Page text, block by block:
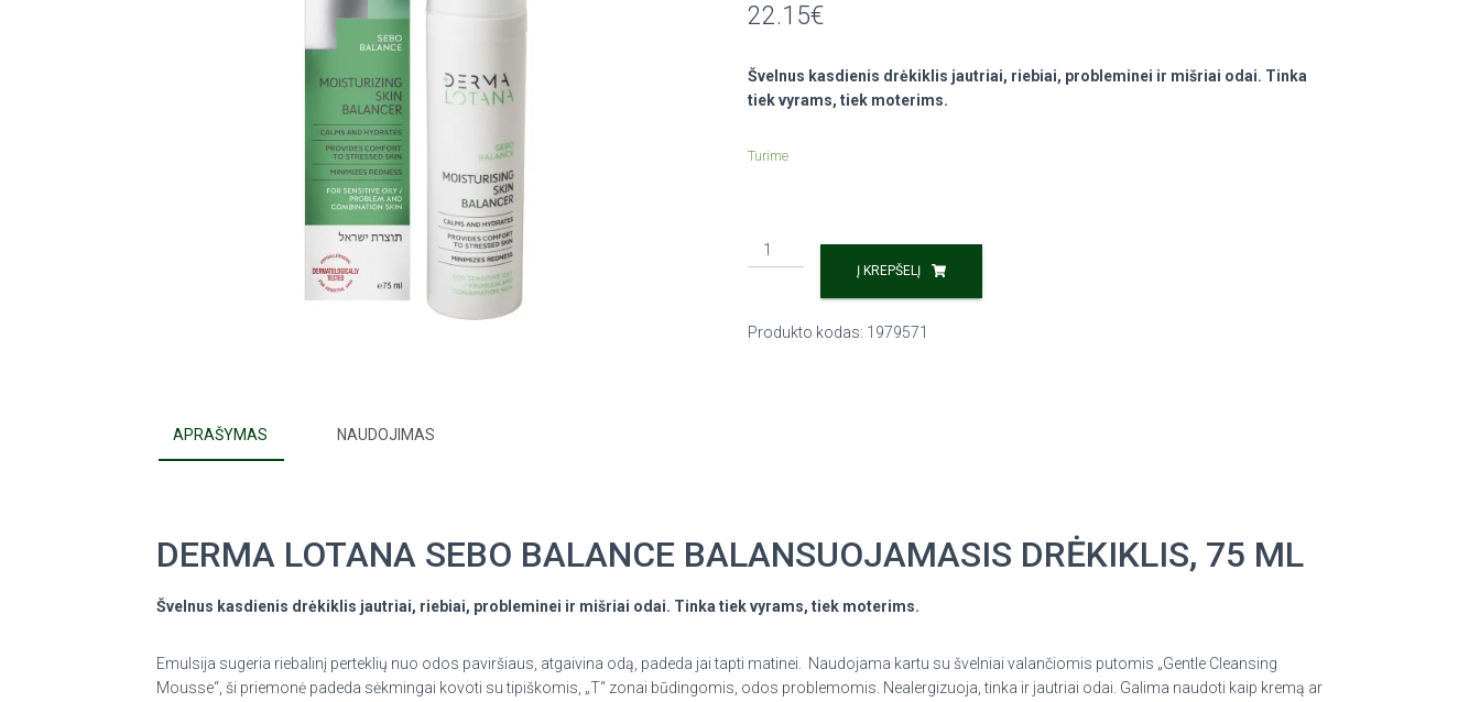
22.15€
Švelnus kasdienis drėkiklis jautriai, riebiai, probleminei ir mišriai odai. Tinka
tiek vyrams, tiek moterims.
Turime
Į KREPŠELĮ
Produkto kodas: 1979571
APRAŠYMAS NAUDOJIMAS
DERMA LOTANA SEBO BALANCE BALANSUOJAMASIS DRĖKIKLIS, 75 ML
Švelnus kasdienis drėkiklis jautriai, riebiai, probleminei ir mišriai odai. Tinka tiek vyrams, tiek moterims.
Emulsija sugeria riebalinį perteklių nuo odos paviršiaus, atgaivina odą, padeda jai tapti matinei. Naudojama kartu su švelniai valančiomis putomis „Gentle Cleansing
Mousse“, ši priemonė padeda sėkmingai kovoti su tipiškomis, „T“ zonai būdingomis, odos problemomis. Nealergizuoja, tinka ir jautriai odai. Galima naudoti kaip kremą ar